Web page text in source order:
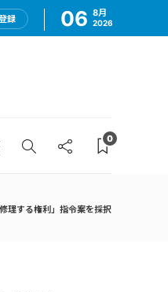
録 06 8月
2026
0
理する権利」指令案を採択